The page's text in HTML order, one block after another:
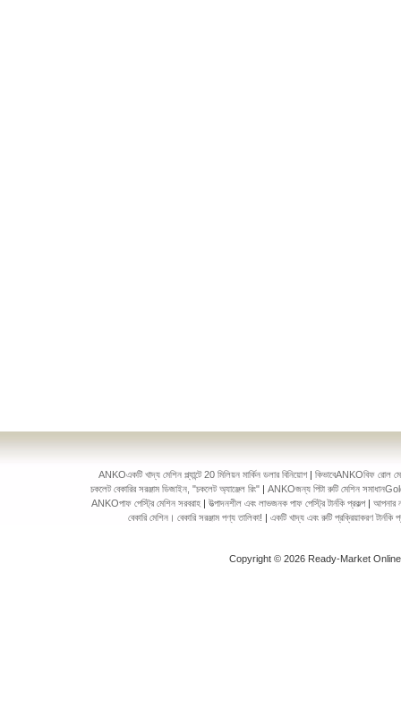
ANKOএকটি খাদ্য মেশিন প্ল্যান্টে 20 মিলিয়ন মার্কিন ডলার বিনিয়োগ |কিভাবেANKOবিফ রোল
চকলেট বেকারির সরঞ্জাম ডিজাইন, "চকলেট অ্যাঞ্জেল রিং" |ANKOজন্য পিটা রুটি মেশিন
ANKOপাফ পেস্ট্রি মেশিন সরবরাহ |উত্পাদনশীল এবং লাভজনক পাফ পেস্ট্রি টার্নকি প্রকল্প|আপনার
বেকারি মেশিন। বেকারি সরঞ্জাম পণ্য তালিকা! | একটি খাদ্য এবং রুটি প্রক্রিয়াকরণ
Copyright © 2026 Ready-Market